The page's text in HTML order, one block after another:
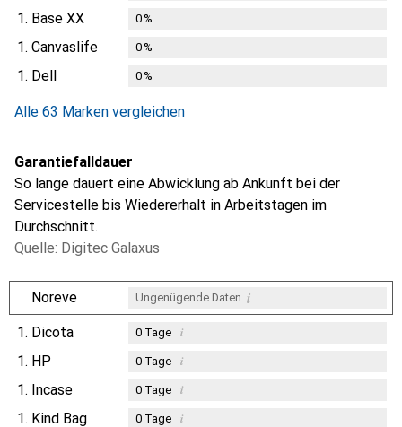
1. Base XX 0%
1. Canvaslife 0%
1. Dell 0%
Alle 63 Marken vergleichen
Garantiefalldauer
So lange dauert eine Abwicklung ab Ankunft bei der
Servicestelle bis Wiedererhalt in Arbeitstagen im
Durchschnitt.
Quelle: Digitec Galaxus
Noreve Ungenügende Daten i
1. Dicota 0Tage i
1. HP 0Tage i
1. Incase 0Tage i
1. Kind Bag 0Tage i